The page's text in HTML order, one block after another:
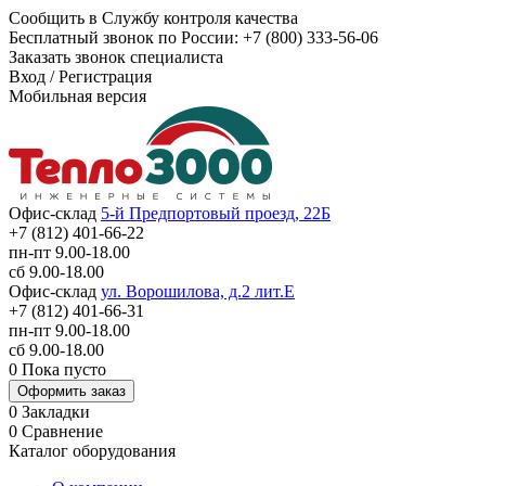
Сообщить в Службу контроля качества
Бесплатный звонок по России: +7 (800) 333-56-06
Заказать звонок специалиста
Вход /Регистрация
Мобильная версия
Офис-склад 5-й Предпортовый проезд, 22Б
+7 (812) 401-66-22
пн-пт 9.00-18.00
сб 9.00-18.00
Офис-склад ул. Ворошилова, д.2 лит.Е
+7 (812) 401-66-31
пн-пт 9.00-18.00
сб 9.00-18.00
0 Пока пусто
Оформить заказ
0 Закладки
0 Сравнение
Каталог оборудования